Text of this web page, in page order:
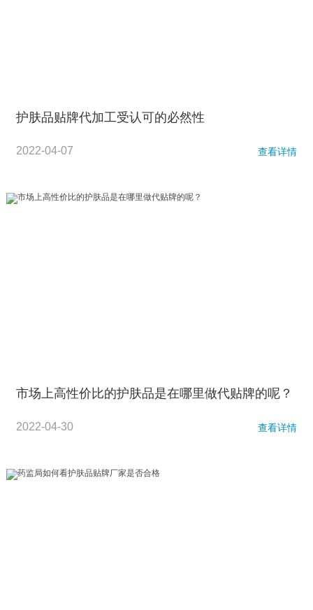
护肤品贴牌代加工受认可的必然性
2022-04-07 查看详情
市场上高性价比的护肤品是在哪里做代贴牌的呢？
2022-04-30 查看详情